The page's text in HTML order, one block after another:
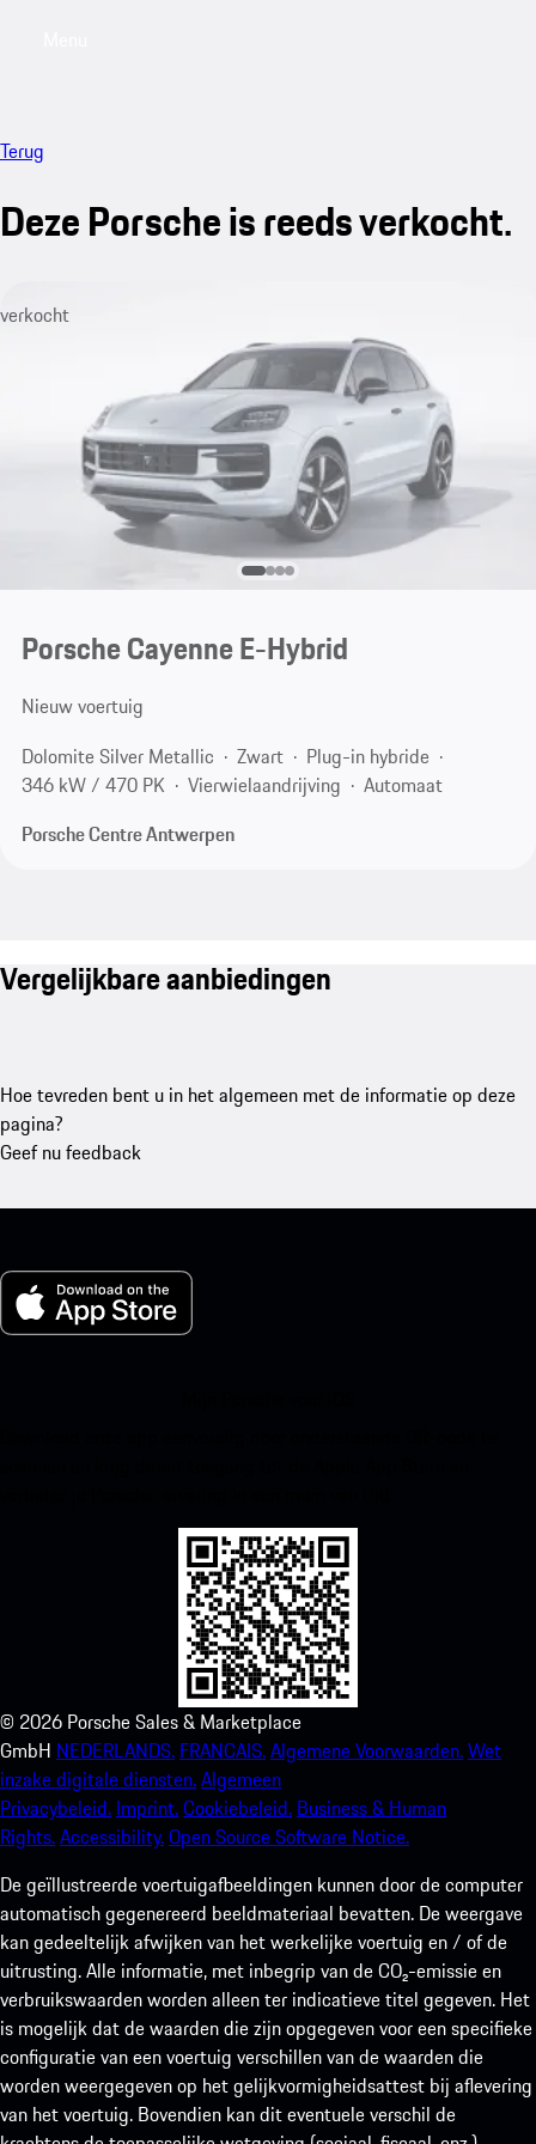
Terug
Deze Porsche is reeds verkocht.
verkocht
Porsche Cayenne E-Hybrid
Nieuw voertuig
Dolomite Silver Metallic
Zwart
Plug-in hybride
346 kW / 470 PK
Vierwielaandrijving
Automaat
Porsche Centre Antwerpen
Vergelijkbare aanbiedingen
Hoe tevreden bent u in het algemeen met de informatie op deze
pagina?
Geef nu feedback
© 2026 Porsche Sales & Marketplace
GmbH NEDERLANDS. FRANCAIS.Algemene Voorwaarden.Wet
inzake digitale diensten.Algemeen
Privacybeleid. Imprint.Cookiebeleid. Business & Human
Rights.Accessibility.Open Source Software Notice.
De geïllustreerde voertuigafbeeldingen kunnen door de computer
automatisch gegenereerd beeldmateriaal bevatten. De weergave
kan gedeeltelijk afwijken van het werkelijke voertuig en / of de
uitrusting. Alle informatie, met inbegrip van de CO₂-emissie en
verbruikswaarden worden alleen ter indicatieve titel gegeven. Het
is mogelijk dat de waarden die zijn opgegeven voor een specifieke
configuratie van een voertuig verschillen van de waarden die
worden weergegeven op het gelijkvormigheidsattest bij aflevering
van het voertuig. Bovendien kan dit eventuele verschil de